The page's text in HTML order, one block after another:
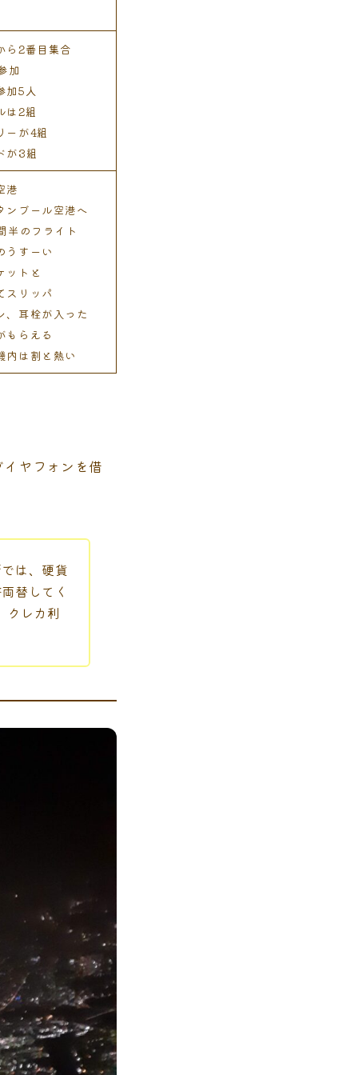
2番目集合
加
加5人
は2組
ーが4組
が3組
港
ブール空港へ
半のフライト
すーい
ットと
スリッパ
、耳栓が入った
もらえる
は割と熱い
ヤフォンを借
は、硬貨
替してく
クレカ利